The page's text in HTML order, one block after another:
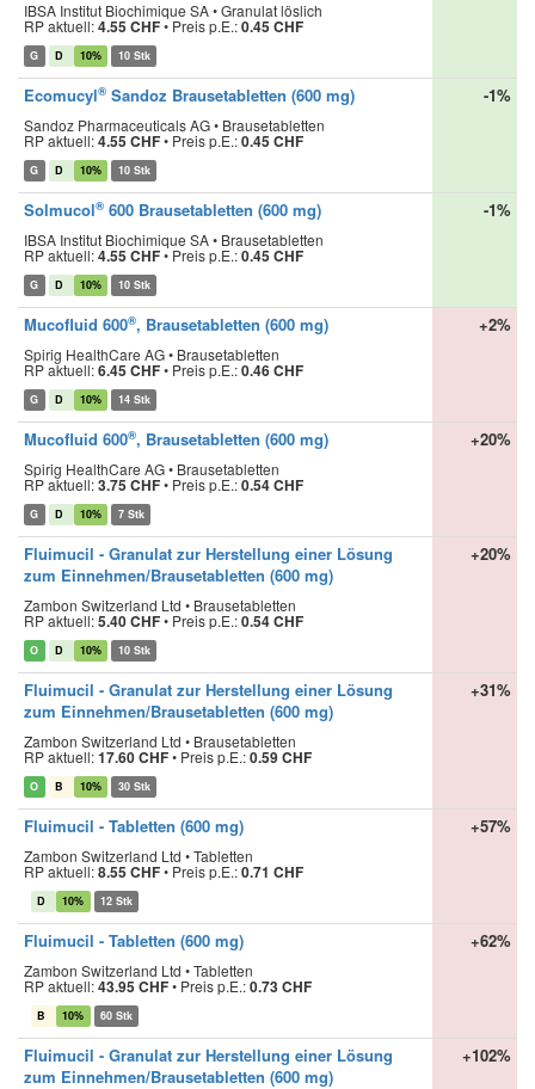
IBSA Institut Biochimique SA • Granulat löslich
RP aktuell:4.55 CHF• Preis p.E.:0.45 CHF
G D 10% 10 Stk
Ecomucyl® Sandoz Brausetabletten (600 mg)
Sandoz Pharmaceuticals AG • Brausetabletten
RP aktuell:4.55 CHF• Preis p.E.:0.45 CHF
G D 10% 10 Stk
-1%
Solmucol® 600 Brausetabletten (600 mg)
IBSA Institut Biochimique SA • Brausetabletten
RP aktuell:4.55 CHF• Preis p.E.:0.45 CHF
G D 10% 10 Stk
-1%
Mucofluid 600®, Brausetabletten (600 mg)
Spirig HealthCare AG • Brausetabletten
RP aktuell:6.45 CHF• Preis p.E.:0.46 CHF
G D 10% 14 Stk
+2%
Mucofluid 600®, Brausetabletten (600 mg)
Spirig HealthCare AG • Brausetabletten
RP aktuell:3.75 CHF• Preis p.E.:0.54 CHF
G D 10% 7 Stk
+20%
Fluimucil - Granulat zur Herstellung einer Lösung
zum Einnehmen/Brausetabletten (600 mg)
Zambon Switzerland Ltd • Brausetabletten
RP aktuell:5.40 CHF• Preis p.E.:0.54 CHF
O D 10% 10 Stk
+20%
Fluimucil - Granulat zur Herstellung einer Lösung
zum Einnehmen/Brausetabletten (600 mg)
Zambon Switzerland Ltd • Brausetabletten
RP aktuell:17.60 CHF• Preis p.E.:0.59 CHF
O B 10% 30 Stk
+31%
Fluimucil - Tabletten (600 mg)
Zambon Switzerland Ltd • Tabletten
RP aktuell:8.55 CHF• Preis p.E.:0.71 CHF
D 10% 12 Stk
+57%
Fluimucil - Tabletten (600 mg)
Zambon Switzerland Ltd • Tabletten
RP aktuell:43.95 CHF• Preis p.E.:0.73 CHF
B 10% 60 Stk
+62%
Fluimucil - Granulat zur Herstellung einer Lösung
zum Einnehmen/Brausetabletten (600 mg)
+102%